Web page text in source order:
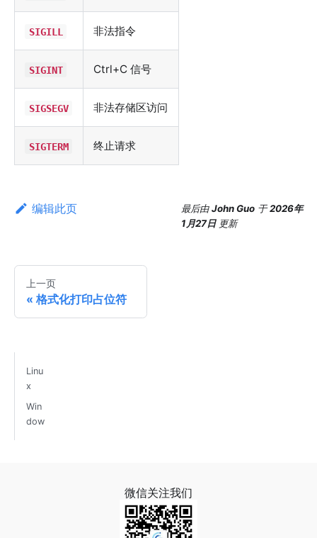
SIGILL 非法指令
SIGINT Ctrl+C 信号
SIGSEGV 非法存储区访问
SIGTERM 终止请求
编辑此页 最后由John Guo 于2026年
1月27日 更新
上一页
格式化打印占位符
Linu
x
Win
dow
微信关注我们